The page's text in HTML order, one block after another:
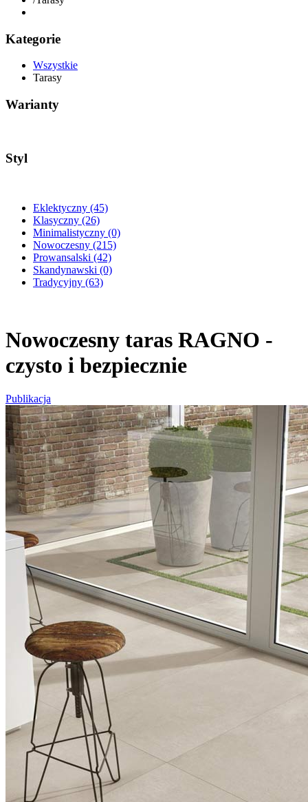
Kategorie
Wszystkie
Tarasy
Warianty
Styl
Eklektyczny (45)
Klasyczny (26)
Minimalistyczny (0)
Nowoczesny (215)
Prowansalski (42)
Skandynawski (0)
Tradycyjny (63)
Nowoczesny taras RAGNO -
czysto i bezpiecznie
Publikacja